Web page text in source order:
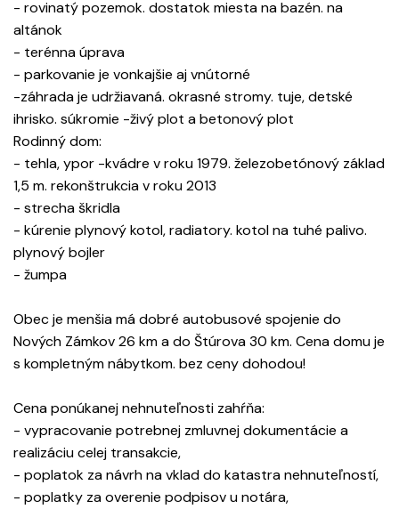
- rovinatý pozemok. dostatok miesta na bazén. na
altánok
- terénna úprava
- parkovanie je vonkajšie aj vnútorné
-záhrada je udržiavaná. okrasné stromy. tuje, detské
ihrisko. súkromie -živý plot a betonový plot
Rodinný dom:
- tehla, ypor -kvádre v roku 1979. železobetónový základ
1,5 m. rekonštrukcia v roku 2013
- strecha škridla
- kúrenie plynový kotol, radiatory. kotol na tuhé palivo.
plynový bojler
- žumpa
Obec je menšia má dobré autobusové spojenie do
Nových Zámkov 26 km a do Štúrova 30 km. Cena domu je
s kompletným nábytkom. bez ceny dohodou!
Cena ponúkanej nehnuteľnosti zahŕňa:
- vypracovanie potrebnej zmluvnej dokumentácie a
realizáciu celej transakcie,
- poplatok za návrh na vklad do katastra nehnuteľností,
- poplatky za overenie podpisov u notára,